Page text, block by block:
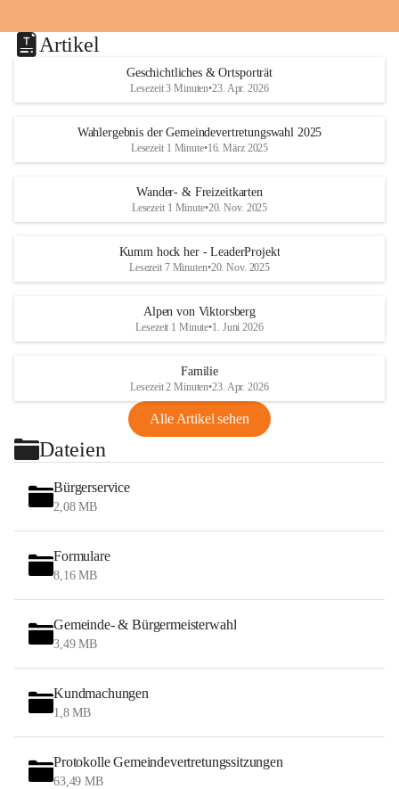
Artikel
Geschichtliches & Ortsporträt
Lesezeit 3 Minuten•23. Apr. 2026
Wahlergebnis der Gemeindevertretungswahl 2025
Lesezeit 1 Minute•16. März 2025
Wander- & Freizeitkarten
Lesezeit 1 Minute•20. Nov. 2025
Kumm hock her - LeaderProjekt
Lesezeit 7 Minuten•20. Nov. 2025
Alpen von Viktorsberg
Lesezeit 1 Minute•1. Juni 2026
Familie
Lesezeit 2 Minuten•23. Apr. 2026
Alle Artikel sehen
Dateien
Bürgerservice
2,08 MB
Formulare
8,16 MB
Gemeinde- & Bürgermeisterwahl
3,49 MB
Kundmachungen
1,8 MB
Protokolle Gemeindevertretungssitzungen
63,49 MB